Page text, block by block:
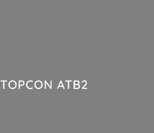
TOPCON ATB2